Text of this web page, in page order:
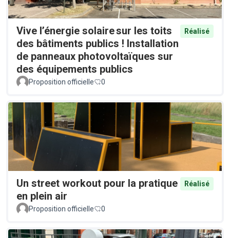
Vive l’énergie solaire sur les toits
des bâtiments publics ! Installation
de panneaux photovoltaïques sur
des équipements publics
Réalisé
Proposition officielle 0
Un street workout pour la pratique
en plein air
Réalisé
Proposition officielle 0